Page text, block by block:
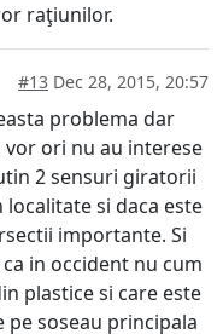
raţiunilor.
#13 Dec 28, 2015, 20:57
problema dar
ori nu au interese
2 sensuri giratorii
si daca este
importante. Si
in occident nu cum
plastice si care este
soseau principala